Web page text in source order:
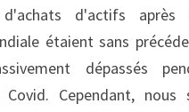
d'achats d'actifs après
étaient sans
dépassés
Cependant, nous